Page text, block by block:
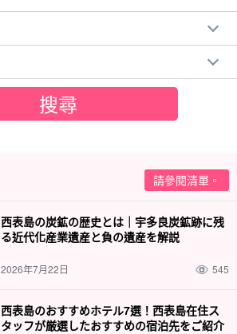
請參閱清單。
西表島の炭鉱の歴史とは｜宇多良炭鉱跡に残
る近代化産業遺産と負の遺産を解説
2026年7月22日 545
西表島のおすすめホテル7選！西表島在住ス
タッフが厳選したおすすめの宿泊先をご紹介